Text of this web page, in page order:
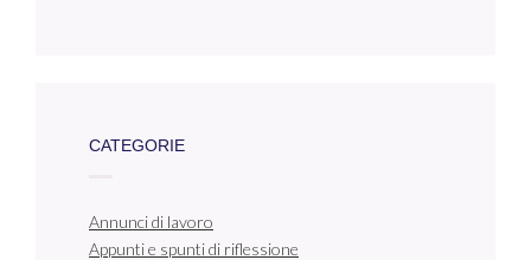
CATEGORIE
Annunci di lavoro
Appunti e spunti di riflessione